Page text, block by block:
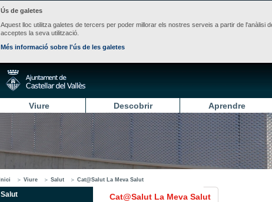
Ús de galetes
Aquest lloc utilitza galetes de tercers per poder millorar els nostres serveis a partir de
acceptes la seva utilització.
Més informació sobre l'ús de les galetes
Viure Descobrir Aprendre
Inici Viure Salut Cat@Salut La Meva Salut
Salut Cat@Salut La Meva Salut